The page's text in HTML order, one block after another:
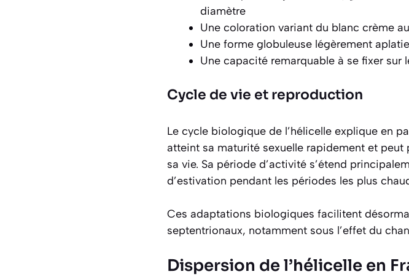
diamètre
Une coloration variant du blanc crème
Une forme globuleuse légèrement aplatie
Une capacité remarquable à se fixer sur
Cycle de vie et reproduction
Le cycle biologique de l’hélicelle explique en
atteint sa maturité sexuelle rapidement et
sa vie. Sa période d’activité s’étend
d’estivation pendant les périodes les plus
Ces adaptations biologiques facilitent
septentrionaux, notamment sous l’effet du
Dispersion de l’hélicelle en